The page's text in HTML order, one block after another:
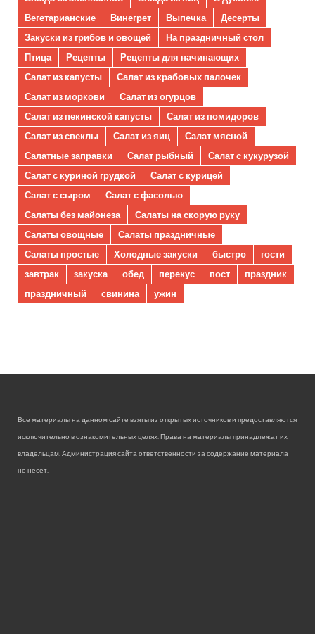
Вегетарианские
Винегрет Выпечка
Десерты
Закуски из грибов и овощей
На праздничный стол
Птица
Рецепты
Рецепты для начинающих
Салат из капусты
Салат из крабовых палочек
Салат из моркови
Салат из огурцов
Салат из пекинской капусты
Салат из помидоров
Салат из свеклы
Салат из яиц
Салат мясной
Салатные заправки
Салат рыбный
Салат с кукурузой
Салат с куриной грудкой
Салат с курицей
Салат с сыром
Салат с фасолью
Салаты без майонеза
Салаты на скорую руку
Салаты овощные
Салаты праздничные
Салаты простые
Холодные закуски быстро
гости
завтрак
закуска обед перекус пост
праздник
праздничный
свинина ужин
Все материалы на данном сайте взяты из открытых источников и предоставляются
исключительно в ознакомительных целях. Права на материалы принадлежат их
владельцам. Администрация сайта ответственности за содержание материала
не несет.